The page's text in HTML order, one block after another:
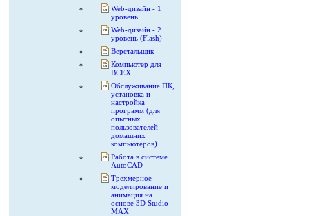
Web-дизайн - 1
уровень
Web-дизайн - 2
уровень (Flash)
Верстальщик
Компьютер для
ВСЕХ
Обслуживание ПК,
установка и
настройка
программ (для
опытных
пользователей
домашних
компьютеров)
Работа в системе
AutoCAD
Трехмерное
моделирование и
анимация на
основе 3D Studio
MAX